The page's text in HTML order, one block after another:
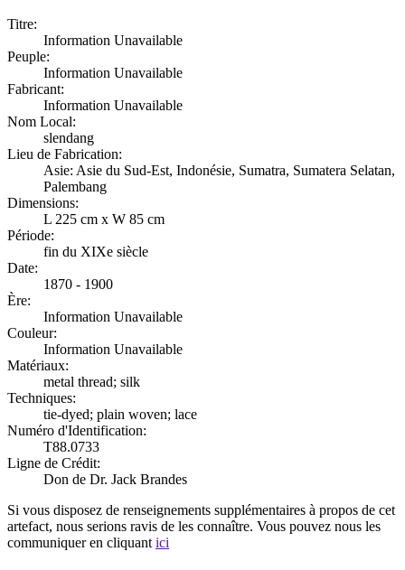
Titre:
Information Unavailable
Peuple:
Information Unavailable
Fabricant:
Information Unavailable
Nom Local:
slendang
Lieu de Fabrication:
Asie: Asie du Sud-Est, Indonésie, Sumatra, Sumatera Selatan,
Palembang
Dimensions:
L 225 cm x W 85 cm
Période:
fin du XIXe siècle
Date:
1870 - 1900
Ère:
Information Unavailable
Couleur:
Information Unavailable
Matériaux:
metal thread; silk
Techniques:
tie-dyed; plain woven; lace
Numéro d'Identification:
T88.0733
Ligne de Crédit:
Don de Dr. Jack Brandes
Si vous disposez de renseignements supplémentaires à propos de cet
artefact, nous serions ravis de les connaître. Vous pouvez nous les
communiquer en cliquant ici